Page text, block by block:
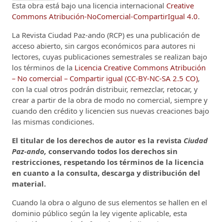
Esta obra está bajo una licencia internacional Creative
Commons Atribución-NoComercial-CompartirIgual 4.0.
La Revista Ciudad Paz-ando (RCP) es una publicación de
acceso abierto, sin cargos económicos para autores ni
lectores, cuyas publicaciones semestrales se realizan bajo
los términos de la Licencia Creative Commons Atribución
– No comercial – Compartir igual (CC-BY-NC-SA 2.5 CO),
con la cual otros podrán distribuir, remezclar, retocar, y
crear a partir de la obra de modo no comercial, siempre y
cuando den crédito y licencien sus nuevas creaciones bajo
las mismas condiciones.
El titular de los derechos de autor es la revista Ciudad
Paz-ando, conservando todos los derechos sin
restricciones, respetando los términos de la licencia
en cuanto a la consulta, descarga y distribución del
material.
Cuando la obra o alguno de sus elementos se hallen en el
dominio público según la ley vigente aplicable, esta